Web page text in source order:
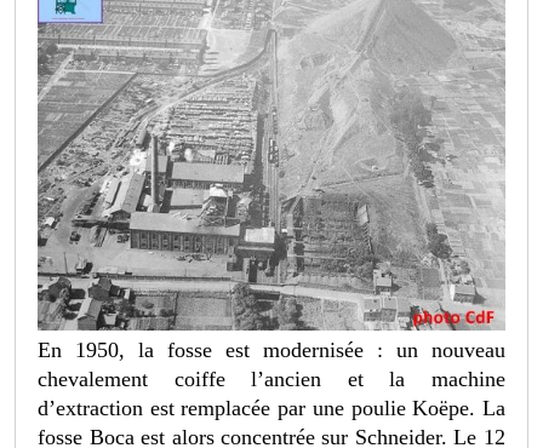
En 1950, la fosse est modernisée : un nouveau
chevalement coiffe l’ancien et la machine
d’extraction est remplacée par une poulie Koëpe. La
fosse Boca est alors concentrée sur Schneider. Le 12